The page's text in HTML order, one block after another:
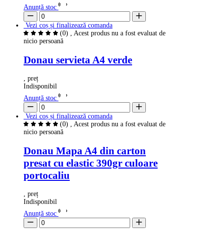
Anunță stoc
Vezi coș și finalizează comanda
(0) , Acest produs nu a fost evaluat de
nicio persoană
Donau servieta A4 verde
, preț
Indisponibil
Anunță stoc
Vezi coș și finalizează comanda
(0) , Acest produs nu a fost evaluat de
nicio persoană
Donau Mapa A4 din carton
presat cu elastic 390gr culoare
portocaliu
, preț
Indisponibil
Anunță stoc